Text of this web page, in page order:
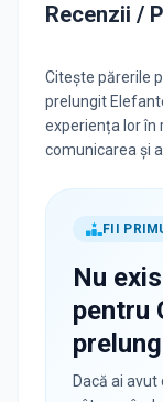
Recenzii /
Citește părerile
prelungit
experiența lor în
comunicarea și
FII
Nu
pentru
Dacă ai